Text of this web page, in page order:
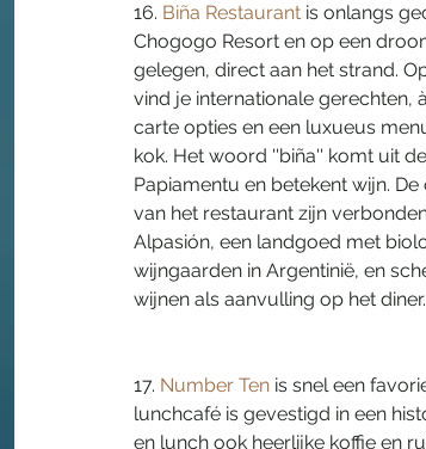
16. Biña Restaurant is onlangs
Chogogo Resort en op een
gelegen, direct aan het strand.
vind je internationale gerechten,
carte opties en een luxueus
kok. Het woord ''biña'' komt uit
Papiamentu en betekent wijn.
van het restaurant zijn
Alpasión, een landgoed met
wijngaarden in Argentinië, en
wijnen als aanvulling op het diner.
17. Number Ten is snel een
lunchcafé is gevestigd in een
en lunch ook heerlijke koffie en